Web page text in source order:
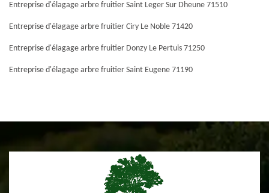
Entreprise d'élagage arbre fruitier Saint Leger Sur Dheune 71510
Entreprise d'élagage arbre fruitier Ciry Le Noble 71420
Entreprise d'élagage arbre fruitier Donzy Le Pertuis 71250
Entreprise d'élagage arbre fruitier Saint Eugene 71190